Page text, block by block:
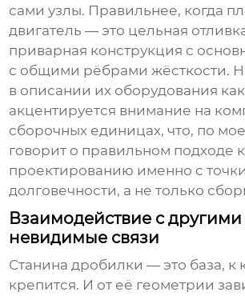
сами узлы. Правильнее, когда
двигатель — это цельная
приварная конструкция с
с общими рёбрами жёсткости.
в описании их оборудования
акцентируется внимание на
сборочных единицах, что, по
говорит о правильном подходе к
проектированию именно с
долговечности, а не только
Взаимодействие с
невидимые связи
Станина дробилки — это база, к
крепится. И от её геометрии